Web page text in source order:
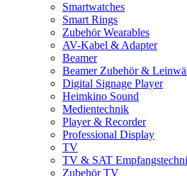
Smartwatches
Smart Rings
Zubehör Wearables
AV-Kabel & Adapter
Beamer
Beamer Zubehör &
Digital Signage Player
Heimkino Sound
Medientechnik
Player & Recorder
Professional Display
TV
TV & SAT
Zubehör TV